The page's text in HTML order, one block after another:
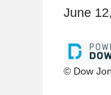
June
© Dow